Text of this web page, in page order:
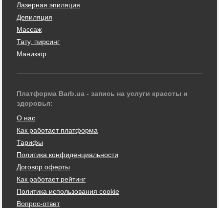
Лазерная эпиляция
Депиляция
Массаж
Тату, пирсинг
Маникюр
Платформа Barb.ua - запись на услуги красоты и
здоровья:
О нас
Как работает платформа
Тарифы
Политика конфиденциальности
Договор оферты
Как работает рейтинг
Политика использования cookie
Вопрос-ответ